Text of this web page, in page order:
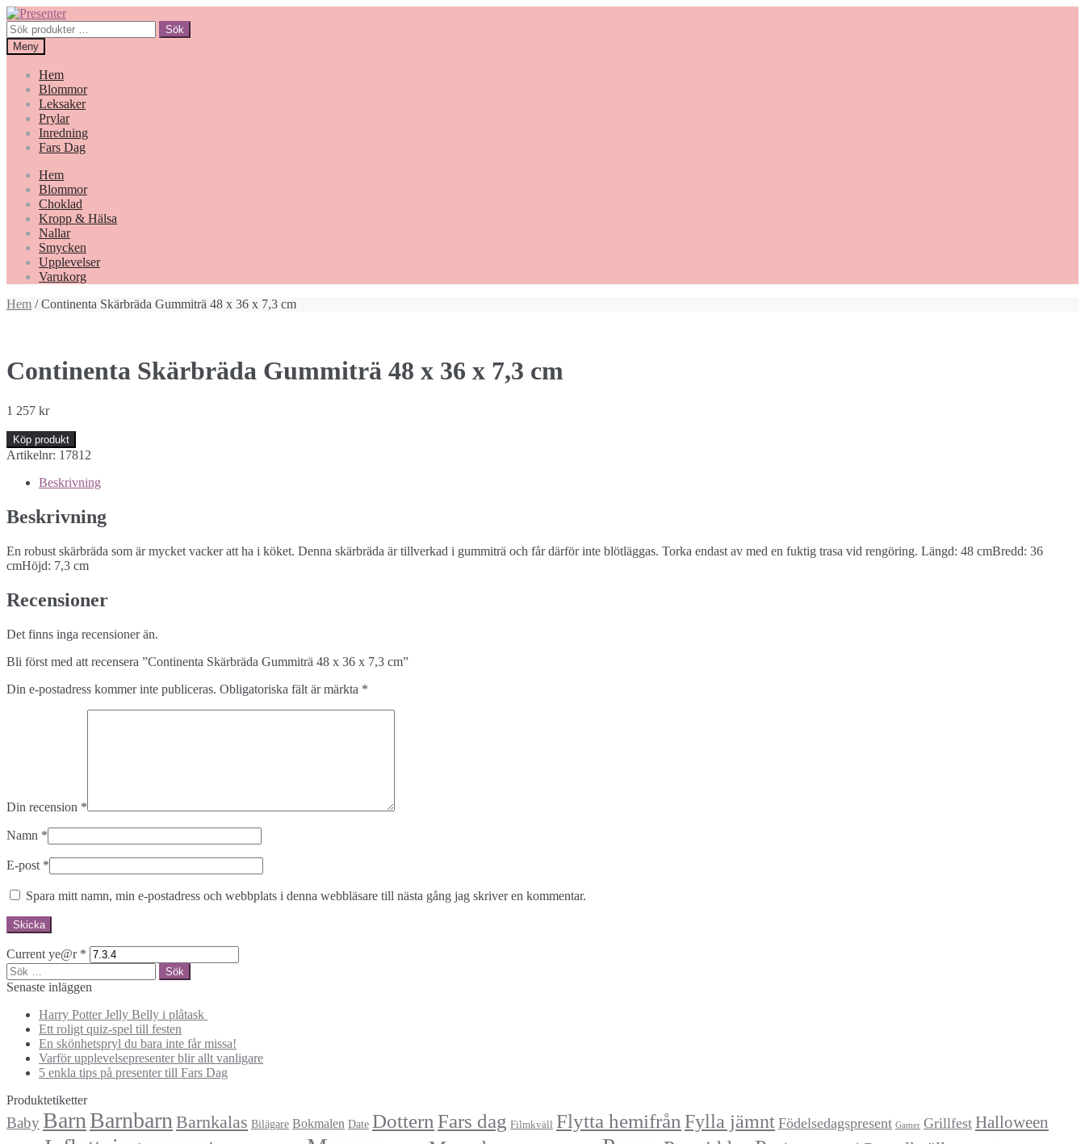
Hoppa
till
navigering
Gå
till
innehåll
Sök
efter:
Sök
Meny
Hem
Blommor
Leksaker
Prylar
Inredning
Fars Dag
Hem
Blommor
Choklad
Kropp & Hälsa
Nallar
Smycken
Upplevelser
Varukorg
Hem / Continenta Skärbräda Gummiträ 48 x 36 x 7,3 cm
Continenta Skärbräda Gummiträ 48 x 36 x 7,3 cm
1 257 kr
Köp produkt
Artikelnr: 17812
Beskrivning
Beskrivning
En robust skärbräda som är mycket vacker att ha i köket. Denna skärbräda är tillverkad i gummiträ och får därför inte blötläggas. Torka endast av med en fuktig trasa vid rengöring. Längd: 48 cmBredd: 36
cmHöjd: 7,3 cm
Recensioner
Det finns inga recensioner än.
Bli först med att recensera ”Continenta Skärbräda Gummiträ 48 x 36 x 7,3 cm”
Din e-postadress kommer inte publiceras. Obligatoriska fält är märkta *
Din recension *
Namn *
E-post *
Spara mitt namn, min e-postadress och webbplats i denna webbläsare till nästa gång jag skriver en kommentar.
Current ye@r *
Sök
efter:
Senaste inläggen
Harry Potter Jelly Belly i plåtask
Ett roligt quiz-spel till festen
En skönhetspryl du bara inte får missa!
Varför upplevelsepresenter blir allt vanligare
5 enkla tips på presenter till Fars Dag
Produktetiketter
Baby Barn Barnbarn Barnkalas Bilägare Bokmalen Date Dottern Fars dag Filmkväll Flytta hemifrån Fylla jämnt Födelsedagspresent Gamer Grillfest Halloween